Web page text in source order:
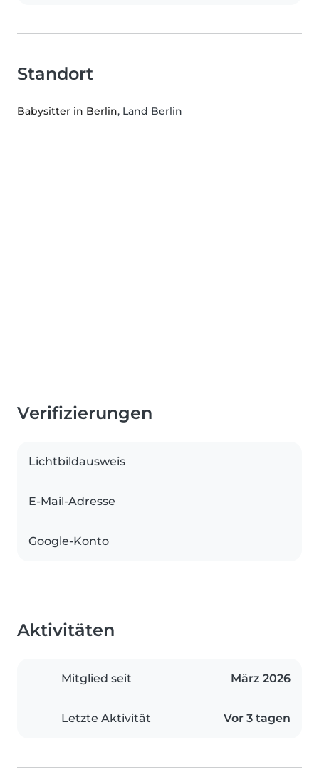
Standort
Babysitter in Berlin, Land Berlin
Verifizierungen
Lichtbildausweis
E-Mail-Adresse
Google-Konto
Aktivitäten
Mitglied seit März 2026
Letzte Aktivität Vor 3 tagen